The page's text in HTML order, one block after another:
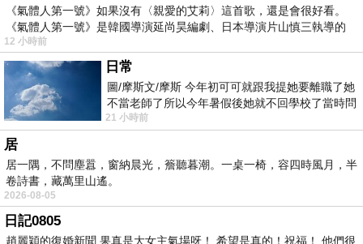
話說中共將在最近幾年內攻台
，無非是在藉由放
話，好讓龐大的國防預算能在國會中通過。
《氣體人第一號》如果沒有〈親愛的艾莉〉這首歌，還是會很好看。
《氣體人第一號》是韓國導演延尚昊編劇、日本導演片山慎三執導的
12 小時前
日常
圖/摩斯文/摩斯 今年初可可就跟我提她要離職了她
不當老師了所以今年暑假後她就不回學校了當時問
她不是很喜歡幼幼班的小朋友嗎捨得不
21 小時前
居
居一隅，不問塵囂，窗納晨光，簷聽暮潮。一桌一椅，容四時風月，半
卷詩書，藏萬里山遙。
2026-08-05
日記0805
趙麗穎的復婚新聞 果真是大女主氣場呀！ 希望是真的！祝福！ 他們很